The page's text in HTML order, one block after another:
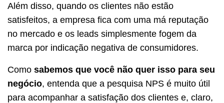
Além disso, quando os clientes não estão
satisfeitos, a empresa fica com uma má reputação
no mercado e os leads simplesmente fogem da
marca por indicação negativa de consumidores.
Como sabemos que você não quer isso para seu
negócio, entenda que a pesquisa NPS é muito útil
para acompanhar a satisfação dos clientes e, claro,